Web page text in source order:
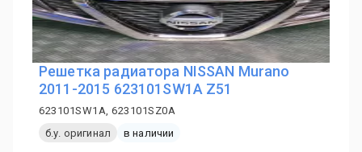
Решетка радиатора NISSAN Murano
2011-2015 623101SW1A Z51
623101SW1A, 623101SZ0A
б.у. оригинал
в наличии